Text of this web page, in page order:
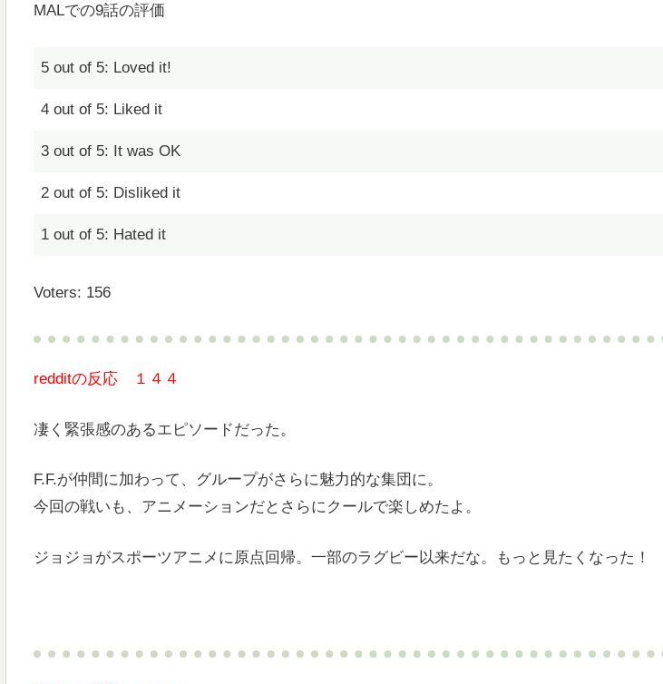
MALでの9話の評価
5 out of 5: Loved it!
4 out of 5: Liked it
3 out of 5: It was OK
2 out of 5: Disliked it
1 out of 5: Hated it
Voters: 156
redditの反応 １４４
凄く緊張感のあるエピソードだった。
F.F.が仲間に加わって、グループがさらに魅力的な集団に。
今回の戦いも、アニメーションだとさらにクールで楽しめたよ。
ジョジョがスポーツアニメに原点回帰。一部のラグビー以来だな。もっと見たくなった！